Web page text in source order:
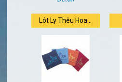
Lót Ly Thêu Hoa...